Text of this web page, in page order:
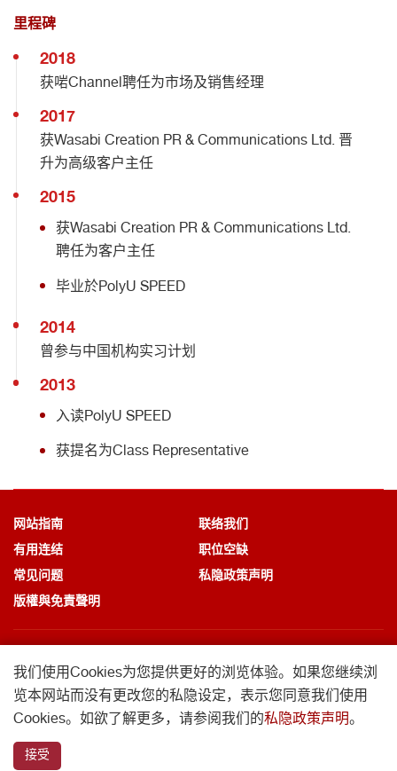
里程碑
2018
获啱Channel聘任为市场及销售经理
2017
获Wasabi Creation PR & Communications Ltd. 晋
升为高级客户主任
2015
获Wasabi Creation PR & Communications Ltd.
聘任为客户主任
毕业於PolyU SPEED
2014
曾参与中国机构实习计划
2013
入读PolyU SPEED
获提名为Class Representative
网站指南
联络我们
有用连结
职位空缺
常见问题
私隐政策声明
版權與免責聲明
© 2026 香港理工大学专业进修学院 版权所有
理。
我们使用Cookies为您提供更好的浏览体验。 如果您继续浏
览本网站而没有更改您的私隐设定， 表示您同意我们使用
Cookies。如欲了解更多，请参阅我们的私隐政策声明。
接受